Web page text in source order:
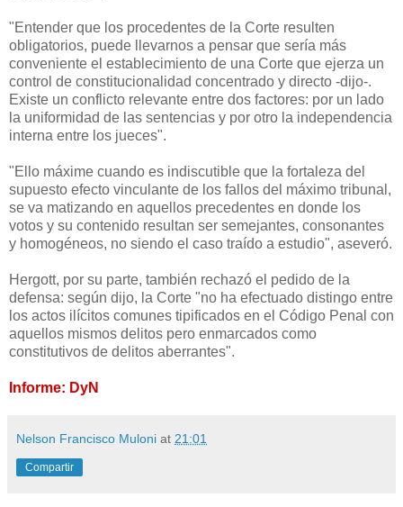
"Entender que los procedentes de la Corte resulten
obligatorios, puede llevarnos a pensar que sería más
conveniente el establecimiento de una Corte que ejerza un
control de constitucionalidad concentrado y directo -dijo-.
Existe un conflicto relevante entre dos factores: por un lado
la uniformidad de las sentencias y por otro la independencia
interna entre los jueces".
"Ello máxime cuando es indiscutible que la fortaleza del
supuesto efecto vinculante de los fallos del máximo tribunal,
se va matizando en aquellos precedentes en donde los
votos y su contenido resultan ser semejantes, consonantes
y homogéneos, no siendo el caso traído a estudio", aseveró.
Hergott, por su parte, también rechazó el pedido de la
defensa: según dijo, la Corte "no ha efectuado distingo entre
los actos ilícitos comunes tipificados en el Código Penal con
aquellos mismos delitos pero enmarcados como
constitutivos de delitos aberrantes".
Informe: DyN
Nelson Francisco Muloni at 21:01
Compartir